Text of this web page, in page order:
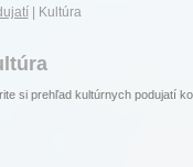
Kultúra
si prehľad kultúrnych podujatí